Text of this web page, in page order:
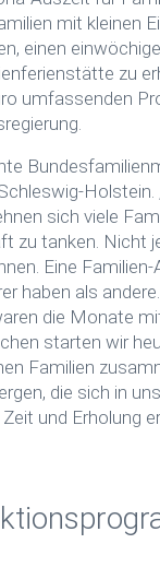
mit kleinen
einen
zu
umfassenden
Holstein.
sich viele
zu tanken. Nicht
Eine
haben als
die Monate
starten wir
Familien
die sich in
und Erholung